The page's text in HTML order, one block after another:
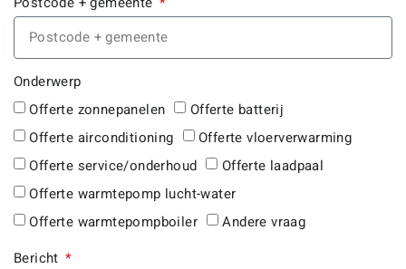
Onderwerp
Offerte zonnepanelen
Offerte batterij
Offerte airconditioning
Offerte vloerverwarming
Offerte service/onderhoud
Offerte laadpaal
Offerte warmtepomp lucht-water
Offerte warmtepompboiler
Andere vraag
Bericht